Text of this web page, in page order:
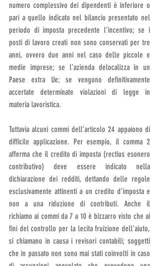
numero complessivo dei dipendenti è inferiore o
pari a quello indicato nel bilancio presentato nel
periodo di imposta precedente l’incentivo; se i
posti di lavoro creati non sono conservati per tre
anni, ovvero due anni nel caso delle piccole e
medie imprese; se l’azienda delocalizza in un
Paese extra Ue; se vengono definitivamente
accertate determinate violazioni di legge in
materia lavoristica.
Tuttavia alcuni commi dell’articolo 24 appaiono di
difficile applicazione. Per esempio, il comma 2
afferma che il credito di imposta (rectius esonero
contributivo) deve essere indicato nella
dichiarazione dei redditi, dettando delle regole
esclusivamente attinenti a un credito d’imposta e
non a una riduzione di contributi. Anche il
richiamo ai commi da 7 a 10 è bizzarro visto che ai
fini del controllo per la lecita fruizione dell’aiuto,
si chiamano in causa i revisori contabili; soggetti
che in passato non sono mai stati coinvolti in caso